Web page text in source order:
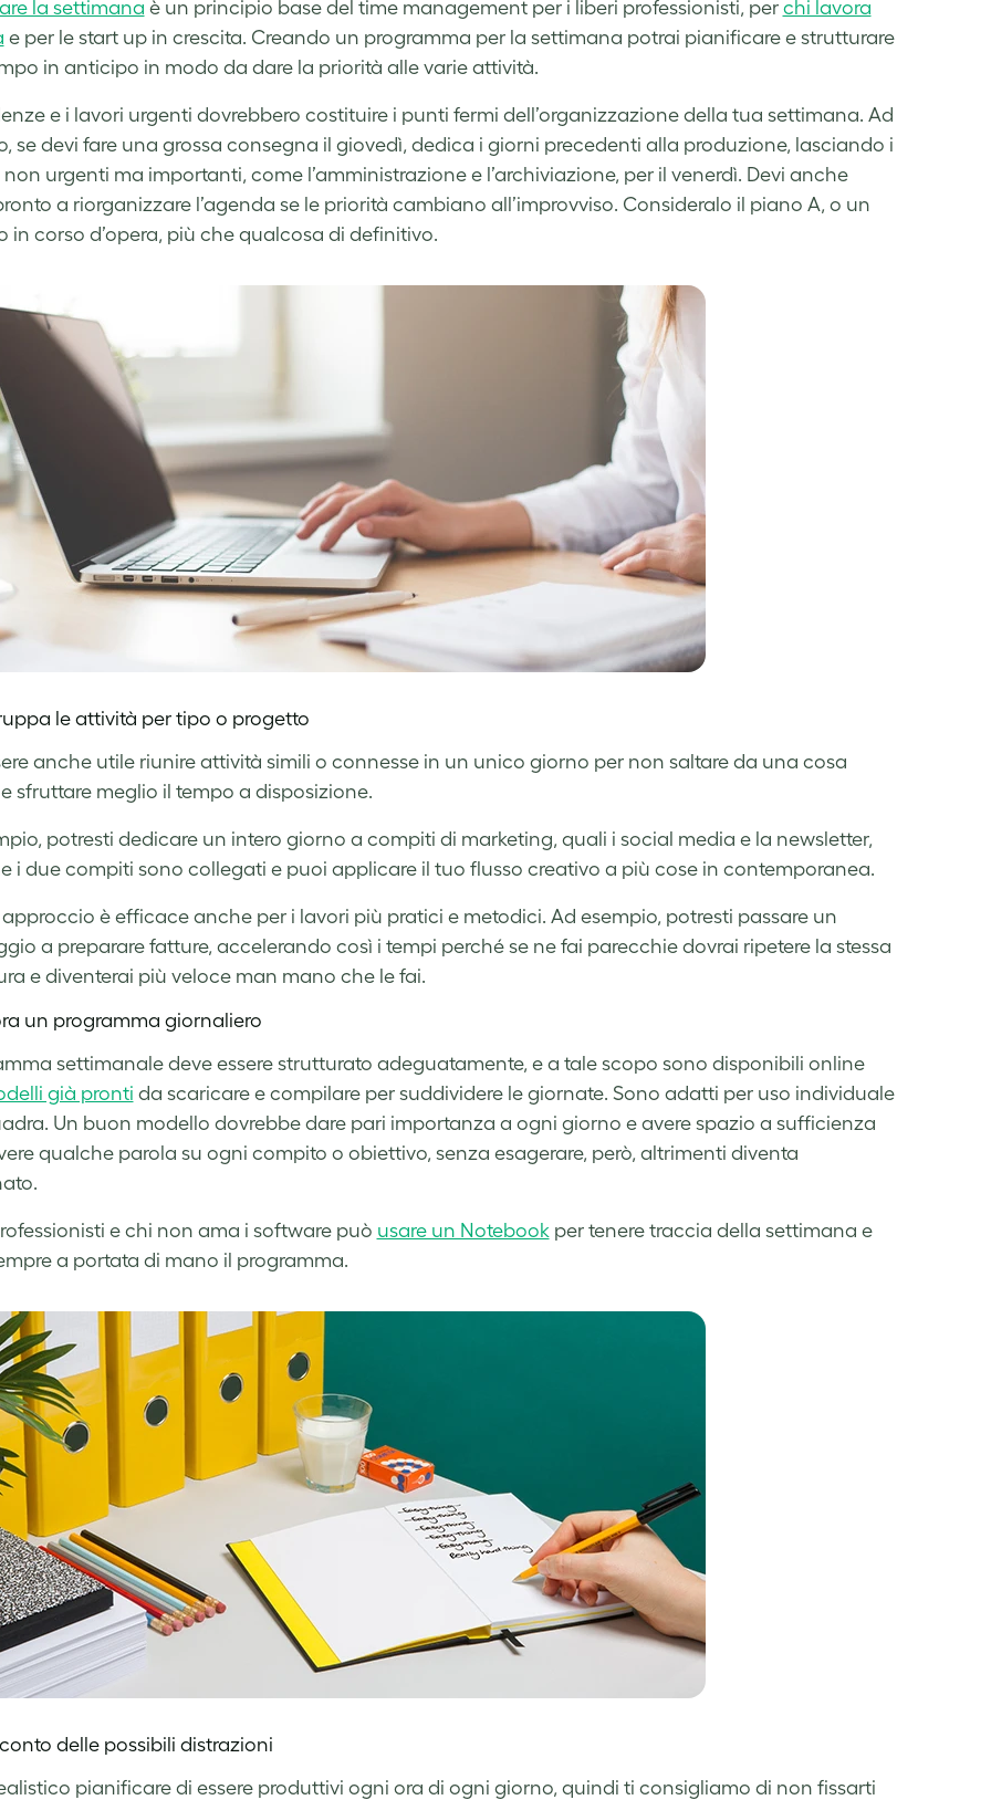
la settimana è un principio base del time management per i liberi professionisti, per chi lavora
e per le start up in crescita. Creando un programma per la settimana potrai pianificare e strutturare
in anticipo in modo da dare la priorità alle varie attività.
e i lavori urgenti dovrebbero costituire i punti fermi dell’organizzazione della tua settimana. Ad
se devi fare una grossa consegna il giovedì, dedica i giorni precedenti alla produzione, lasciando i
urgenti ma importanti, come l’amministrazione e l’archiviazione, per il venerdì. Devi anche
a riorganizzare l’agenda se le priorità cambiano all’improvviso. Consideralo il piano A, o un
in corso d’opera, più che qualcosa di definitivo.
le attività per tipo o progetto
anche utile riunire attività simili o connesse in un unico giorno per non saltare da una cosa
e sfruttare meglio il tempo a disposizione.
potresti dedicare un intero giorno a compiti di marketing, quali i social media e la newsletter,
i due compiti sono collegati e puoi applicare il tuo flusso creativo a più cose in contemporanea.
è efficace anche per i lavori più pratici e metodici. Ad esempio, potresti passare un
a preparare fatture, accelerando così i tempi perché se ne fai parecchie dovrai ripetere la stessa
e diventerai più veloce man mano che le fai.
un programma giornaliero
settimanale deve essere strutturato adeguatamente, e a tale scopo sono disponibili online
già pronti da scaricare e compilare per suddividere le giornate. Sono adatti per uso individuale
Un buon modello dovrebbe dare pari importanza a ogni giorno e avere spazio a sufficienza
qualche parola su ogni compito o obiettivo, senza esagerare, però, altrimenti diventa
e chi non ama i software può usare un Notebookper tenere traccia della settimana e
a portata di mano il programma.
delle possibili distrazioni
pianificare di essere produttivi ogni ora di ogni giorno, quindi ti consigliamo di non fissarti